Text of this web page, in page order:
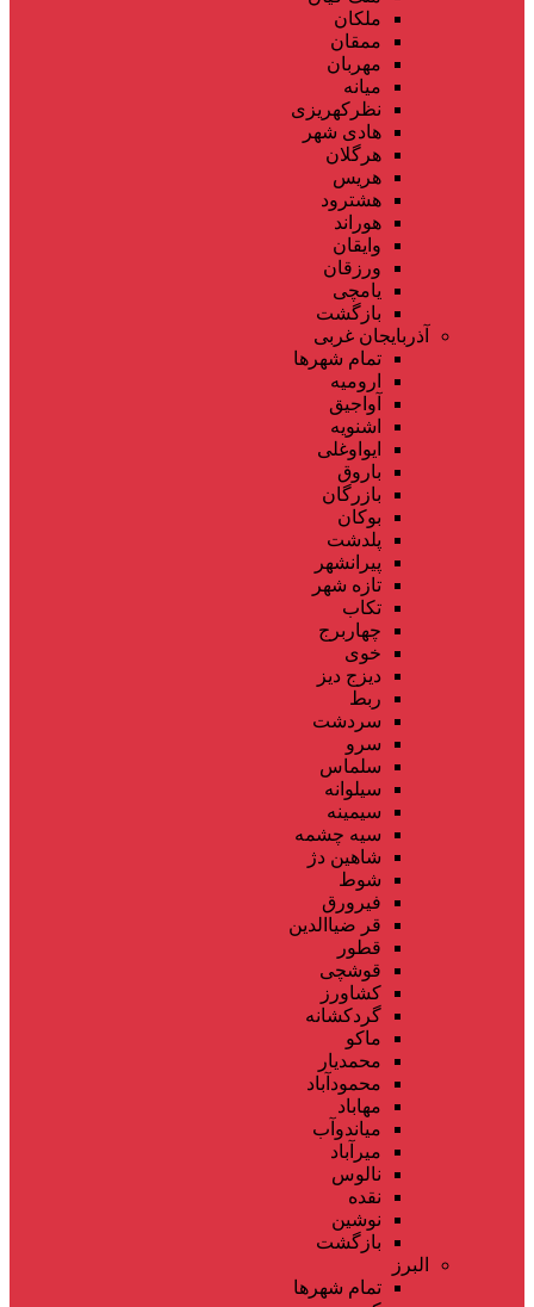
ملکان
ممقان
مهربان
میانه
نظرکهریزی
هادی شهر
هرگلان
هریس
هشترود
هوراند
وایقان
ورزقان
یامچی
بازگشت
آذربایجان غربی
تمام شهر‌ها
ارومیه
آواجیق
اشنویه
ایواوغلی
باروق
بازرگان
بوکان
پلدشت
پیرانشهر
تازه شهر
تکاب
چهاربرج
خوی
دیزج دیز
ربط
سردشت
سرو
سلماس
سیلوانه
سیمینه
سیه چشمه
شاهین دژ
شوط
فیرورق
قر ضیاالدین
قطور
قوشچی
کشاورز
گردکشانه
ماکو
محمدیار
محمودآباد
مهاباد
میاندوآب
میرآباد
نالوس
نقده
نوشین
بازگشت
البرز
تمام شهر‌ها